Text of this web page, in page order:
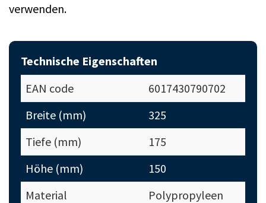
verwenden.
Technische Eigenschaften
EAN code
6017430790702
Breite (mm)
325
Tiefe (mm)
175
Höhe (mm)
150
Material
Polypropyleen